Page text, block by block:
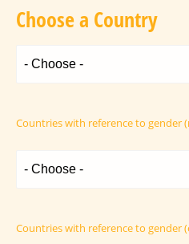
Choose a Country
Countries with reference to gender
Countries with reference to gender